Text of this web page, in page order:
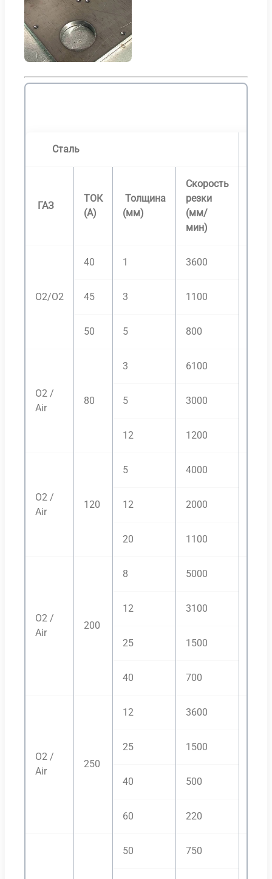
Сталь
ГАЗ
ТОК
(А)
Толщина
(мм)
Скорость
резки
(мм/
мин)
O2/O2
40 1 3600
45 3 1100
50 5 800
O2 /
Air
80
3 6100
5 3000
12 1200
O2 /
Air
120
5 4000
12 2000
20 1100
O2 /
Air
200
8 5000
12 3100
25 1500
40 700
O2 /
Air
250
12 3600
25 1500
40 500
60 220
50
750